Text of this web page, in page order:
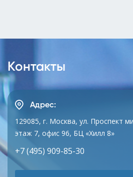
Контакты
Адрес:
129085, г. Москва, ул. Проспект
этаж 7, офис 96, БЦ «Хилл 8»
+7 (495) 909-85-30